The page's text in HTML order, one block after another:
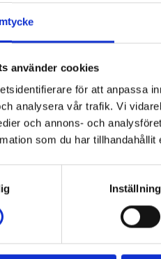
använder cookies
för att anpassa
analysera vår trafik. Vi
och annons- och
som du har
i vår bransch. Allt för